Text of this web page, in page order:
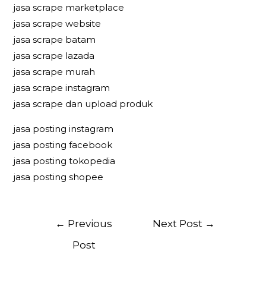
jasa scrape marketplace
jasa scrape website
jasa scrape batam
jasa scrape lazada
jasa scrape murah
jasa scrape instagram
jasa scrape dan upload produk
jasa posting instagram
jasa posting facebook
jasa posting tokopedia
jasa posting shopee
Post
navigation
← Previous
Post
Next Post →